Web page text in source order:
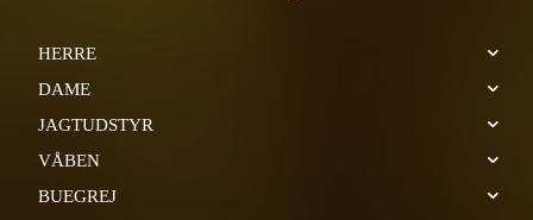
HERRE
DAME
JAGTUDSTYR
VÅBEN
BUEGREJ